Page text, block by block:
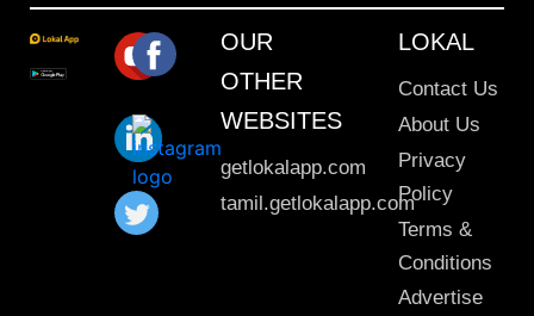
OUR
OTHER
WEBSITES
getlokalapp.com
tamil.getlokalapp.com
LOKAL
Contact Us
About Us
Privacy
Policy
Terms &
Conditions
Advertise